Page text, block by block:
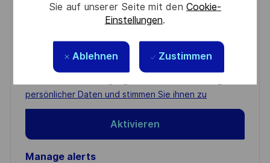
Sie auf unserer Seite mit den Cookie-
Einstellungen.
Ablehnen Zustimmen
You'll receive updates once a week
address
(Required)
persönlicher Daten und stimmen Sie ihnen zu
Aktivieren
Manage alerts